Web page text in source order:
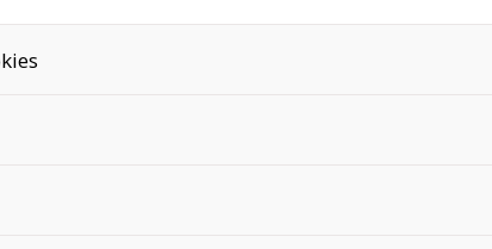
v nákupním košíku, ovládání filtrů a také nastavení souhlasu
možné jej ani odebrat.
cookies nelze přiřadit konkrétnímu uživateli. Proto